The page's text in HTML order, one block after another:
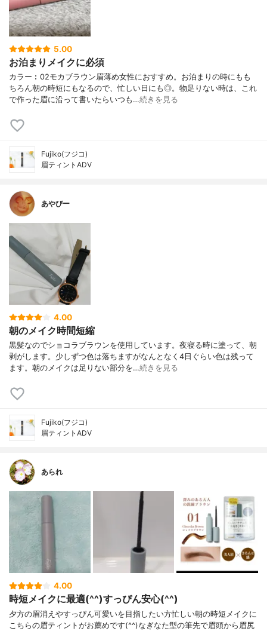
5.00
お泊まりメイクに必須
カラー︰02モカブラウン眉薄め女性におすすめ。お泊まりの時にもも
ちろん朝の時短にもなるので、忙しい日にも◎。物足りない時は、これ
で作った眉に沿って書いたらいつも…続きを見る
Fujiko(フジコ)
眉ティントADV
あやぴー
4.00
朝のメイク時間短縮
黒髪なのでショコラブラウンを使用しています。夜寝る時に塗って、朝
剥がします。少しずつ色は落ちますがなんとなく4日ぐらい色は残って
ます。朝のメイクは足りない部分を…続きを見る
Fujiko(フジコ)
眉ティントADV
あられ
4.00
時短メイクに最適(^^)すっぴん安心(^^)
夕方の眉消えやすっぴん可愛いを目指したい方忙しい朝の時短メイクに
こちらの眉ティントがお薦めです(^^)なぎなた型の筆先で眉頭から眉尻